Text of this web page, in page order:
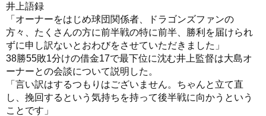
井上語録
「オーナーをはじめ球団関係者、ドラゴンズファンの
方々、たくさんの方に前半戦の特に前半、勝利を届けられ
ずに申し訳ないとおわびをさせていただきました」
38勝55敗1分けの借金17で最下位に沈む井上監督は大島オ
ーナーとの会談について説明した。
「言い訳はするつもりはございません。ちゃんと立て直
し、挽回するという気持ちを持って後半戦に向かうという
ことです」